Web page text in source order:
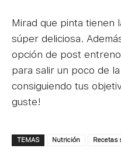
Mirad que pinta tienen
súper deliciosa.
opción de post
para salir un poco de
consiguiendo tus
guste!
TEMAS Nutrición Recetas